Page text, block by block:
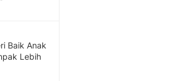
Baik Anak
Lebih